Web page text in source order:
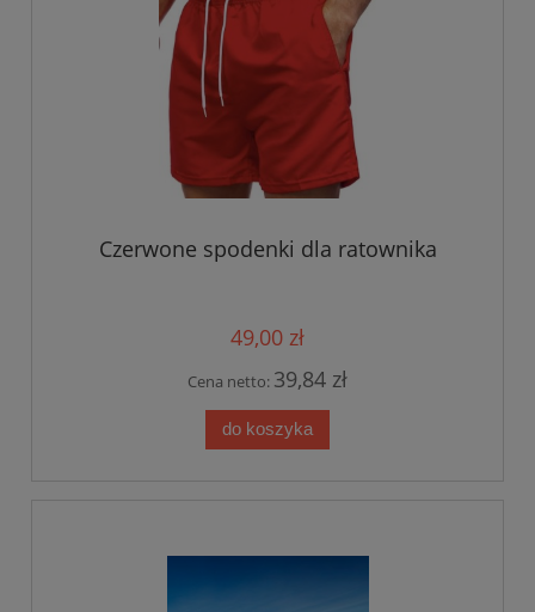
Czerwone spodenki dla ratownika
49,00 zł
Cena netto: 39,84 zł
do koszyka